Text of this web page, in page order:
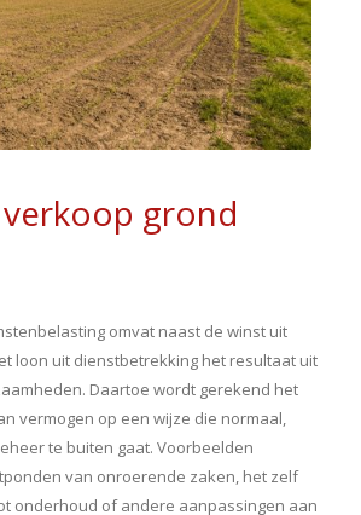
grond
omvat naast de winst uit
loon uit dienstbetrekking het resultaat uit
Daartoe wordt gerekend het
vermogen op een wijze die normaal,
te buiten gaat. Voorbeelden
van onroerende zaken, het zelf
onderhoud of andere aanpassingen aan